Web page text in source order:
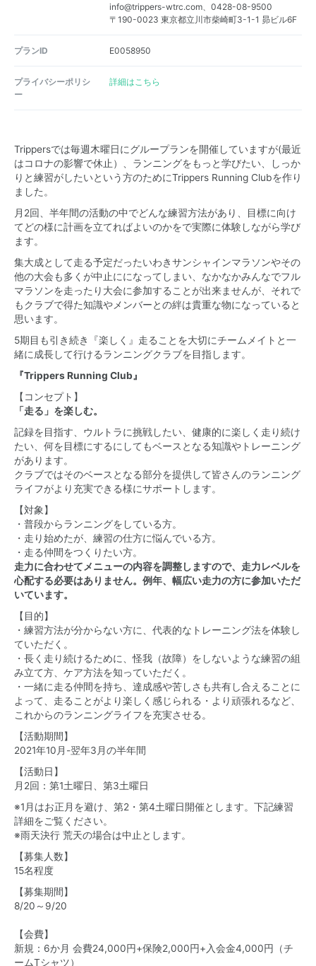
info@trippers-wtrc.com、0428-08-9500
〒190-0023 東京都立川市柴崎町3-1-1 昴ビル6F
プランID E0058950
プライバシーポリシ
ー
詳細はこちら
Trippersでは毎週木曜日にグループランを開催していますが(最近
はコロナの影響で休止）、ランニングをもっと学びたい、しっか
りと練習がしたいという方のためにTrippers Running Clubを作り
ました。
月2回、半年間の活動の中でどんな練習方法があり、目標に向け
てどの様に計画を立てればよいのかをで実際に体験しながら学び
ます。
集大成として走る予定だったいわきサンシャインマラソンやその
他の大会も多くが中止にになってしまい、なかなかみんなでフル
マラソンを走ったり大会に参加することが出来ませんが、それで
もクラブで得た知識やメンバーとの絆は貴重な物になっていると
思います。
5期目も引き続き『楽しく』走ることを大切にチームメイトと一
緒に成長して行けるランニングクラブを目指します。
『Trippers Running Club』
【コンセプト】
「走る」を楽しむ。
記録を目指す、ウルトラに挑戦したい、健康的に楽しく走り続け
たい、何を目標にするにしてもベースとなる知識やトレーニング
があります。
クラブではそのベースとなる部分を提供して皆さんのランニング
ライフがより充実できる様にサポートします。
【対象】
・普段からランニングをしている方。
・走り始めたが、練習の仕方に悩んでいる方。
・走る仲間をつくりたい方。
走力に合わせてメニューの内容を調整しますので、走力レベルを
心配する必要はありません。例年、幅広い走力の方に参加いただ
いています。
【目的】
・練習方法が分からない方に、代表的なトレーニング法を体験し
ていただく。
・長く走り続けるために、怪我（故障）をしないような練習の組
み立て方、ケア方法を知っていただく。
・一緒に走る仲間を持ち、達成感や苦しさも共有し合えることに
よって、走ることがより楽しく感じられる・より頑張れるなど、
これからのランニングライフを充実させる。
【活動期間】
2021年10月-翌年3月の半年間
【活動日】
月2回：第1土曜日、第3土曜日
※1月はお正月を避け、第2・第4土曜日開催とします。下記練習
詳細をご覧ください。
※雨天決行 荒天の場合は中止とします。
【募集人数】
15名程度
【募集期間】
8/20～9/20
【会費】
新規：6か月 会費24,000円+保険2,000円+入会金4,000円（チ
ームTシャツ）